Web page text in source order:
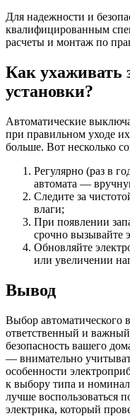
Для надежности и
квалифицированным
расчеты и монтаж по
Как ухаживать
установки?
Автоматические
при правильном уходе
больше. Вот несколько
Регулярно (раз в
автомата —
Следите за
влаги;
При появлении
срочно вызывайте
Обновляйте
или увеличении
Вывод
Выбор автоматического
ответственный и
безопасность вашего
— внимательно
особенности
к выбору типа и
лучше воспользоваться
электрика, который